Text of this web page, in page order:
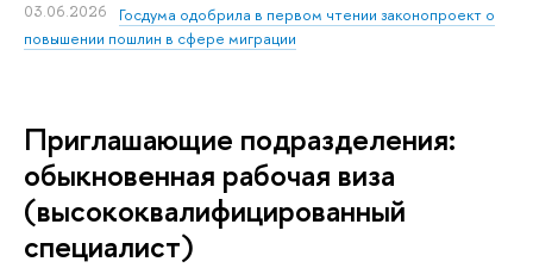
03.06.2026
Госдума одобрила в первом чтении законопроект о
повышении пошлин в сфере миграции
Приглашающие подразделения:
обыкновенная рабочая виза
(высококвалифицированный
специалист)